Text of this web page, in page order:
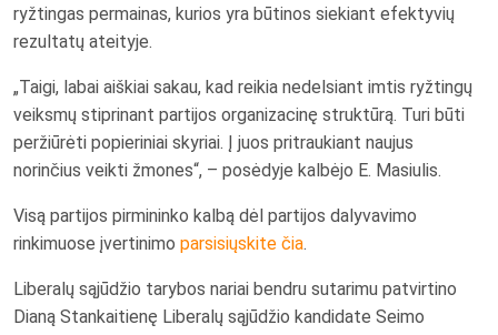
ryžtingas permainas, kurios yra būtinos siekiant efektyvių
rezultatų ateityje.
„Taigi, labai aiškiai sakau, kad reikia nedelsiant imtis ryžtingų
veiksmų stiprinant partijos organizacinę struktūrą. Turi būti
peržiūrėti popieriniai skyriai. Į juos pritraukiant naujus
norinčius veikti žmones“, – posėdyje kalbėjo E. Masiulis.
Visą partijos pirmininko kalbą dėl partijos dalyvavimo
rinkimuose įvertinimo parsisiųskite čia.
Liberalų sąjūdžio tarybos nariai bendru sutarimu patvirtino
Dianą Stankaitienę Liberalų sąjūdžio kandidate Seimo